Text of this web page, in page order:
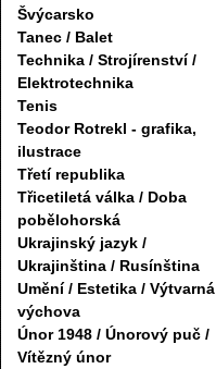
Švýcarsko
Tanec / Balet
Technika / Strojírenství /
Elektrotechnika
Tenis
Teodor Rotrekl - grafika,
ilustrace
Třetí republika
Třicetiletá válka / Doba
pobělohorská
Ukrajinský jazyk /
Ukrajinština / Rusínština
Umění / Estetika / Výtvarná
výchova
Únor 1948 / Únorový puč /
Vítězný únor